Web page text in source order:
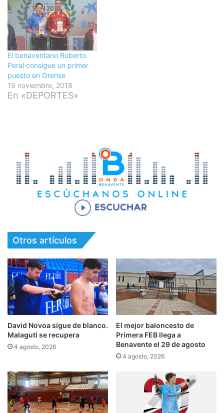
El benaventano Roberto
Peral consigue un primer
puesto en Orense
19 noviembre, 2018
En «DEPORTES»
Otros artículos
David Novoa sigue de blanco.
Malaguti se recupera
4 agosto, 2026
El mejor baloncesto de
Primera FEB llega a
Benavente el 29 de agosto
4 agosto, 2026